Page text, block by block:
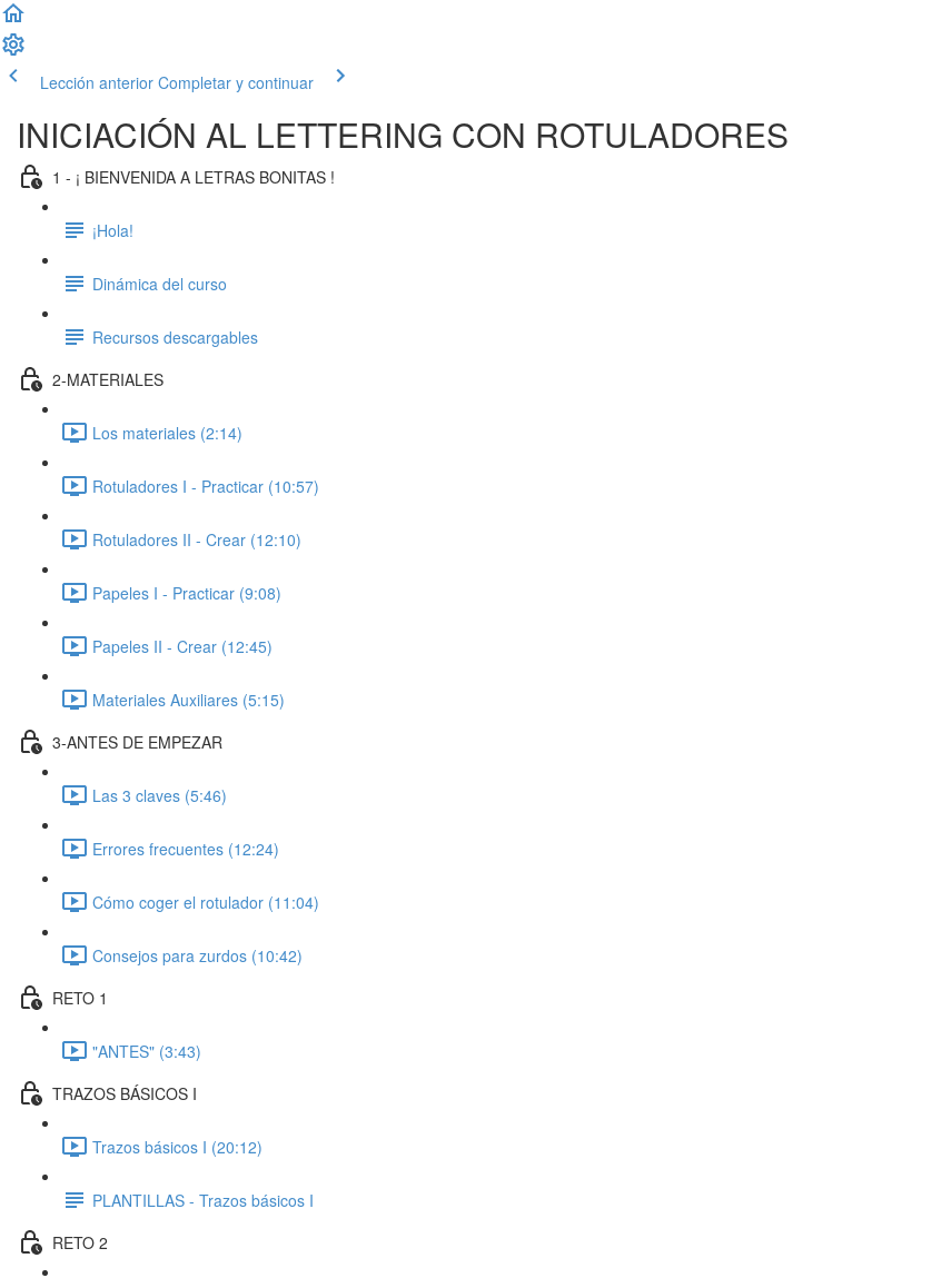
Lección anterior Completar y continuar
INICIACIÓN AL LETTERING CON ROTULADORES
1 - ¡ BIENVENIDA A LETRAS BONITAS !
¡Hola!
Dinámica del curso
Recursos descargables
2-MATERIALES
Los materiales (2:14)
Rotuladores I - Practicar (10:57)
Rotuladores II - Crear (12:10)
Papeles I - Practicar (9:08)
Papeles II - Crear (12:45)
Materiales Auxiliares (5:15)
3-ANTES DE EMPEZAR
Las 3 claves (5:46)
Errores frecuentes (12:24)
Cómo coger el rotulador (11:04)
Consejos para zurdos (10:42)
RETO 1
"ANTES" (3:43)
TRAZOS BÁSICOS I
Trazos básicos I (20:12)
PLANTILLAS - Trazos básicos I
RETO 2